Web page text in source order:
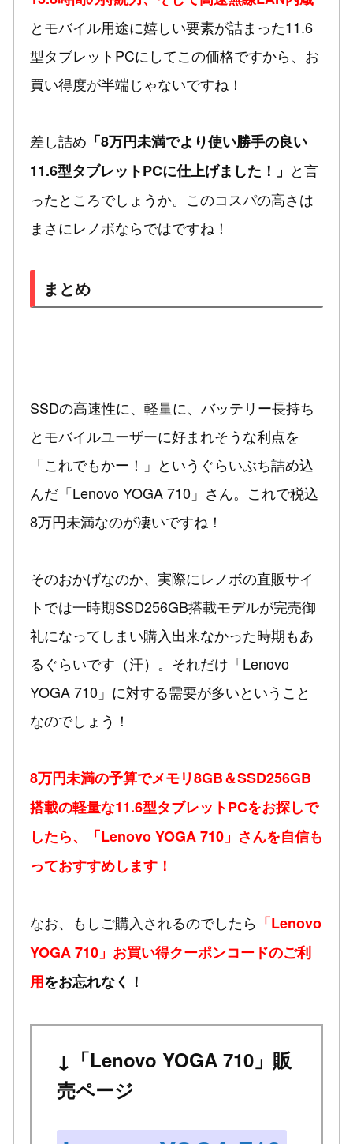
とモバイル用途に嬉しい要素が詰まった11.6
型タブレットPCにしてこの価格ですから、お
買い得度が半端じゃないですね！
差し詰め 「8万円未満でより使い勝手の良い
11.6型タブレットPCに仕上げました！」 と言
ったところでしょうか。このコスパの高さは
まさにレノボならではですね！
まとめ
SSDの高速性に、軽量に、バッテリー長持ち
とモバイルユーザーに好まれそうな利点を
「これでもかー！」というぐらいぶち詰め込
んだ「Lenovo YOGA 710」さん。これで税込
8万円未満なのが凄いですね！
そのおかげなのか、実際にレノボの直販サイ
トでは一時期SSD256GB搭載モデルが完売御
礼になってしまい購入出来なかった時期もあ
るぐらいです（汗）。それだけ「Lenovo
YOGA 710」に対する需要が多いということ
なのでしょう！
8万円未満の予算でメモリ8GB＆SSD256GB
搭載の軽量な11.6型タブレットPCをお探しで
したら、「Lenovo YOGA 710」さんを自信も
っておすすめします！
なお、もしご購入されるのでしたら 「Lenovo
YOGA 710」お買い得クーポンコードのご利
用をお忘れなく！
↓「Lenovo YOGA 710」販
売ページ